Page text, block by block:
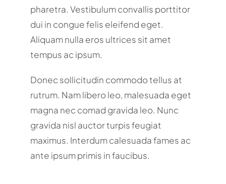
pharetra. Vestibulum convallis porttitor
dui in congue felis eleifend eget.
Aliquam nulla eros ultrices sit amet
tempus ac ipsum.
Donec sollicitudin commodo tellus at
rutrum. Nam libero leo, malesuada eget
magna nec comad gravida leo. Nunc
gravida nisl auctor turpis feugiat
maximus. Interdum calesuada fames ac
ante ipsum primis in faucibus.